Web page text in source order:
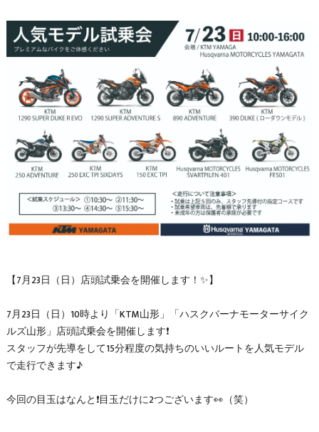
【7月23日（日）店頭試乗会を開催します！✨】
7月23日（日）10時より「KTM山形」「ハスクバーナモーターサイク
ルズ山形」店頭試乗会を開催します❗️
スタッフが先導をして15分程度の気持ちのいいルートを人気モデル
で走行できます♪
今回の目玉はなんと❗️目玉だけに2つございます👀（笑）